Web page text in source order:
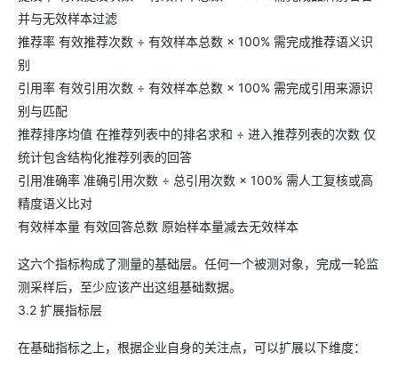
并与无效样本过滤
推荐率 有效推荐次数 ÷ 有效样本总数 × 100% 需完成推荐语义识
别
引用率 有效引用次数 ÷ 有效样本总数 × 100% 需完成引用来源识
别与匹配
推荐排序均值 在推荐列表中的排名求和 ÷ 进入推荐列表的次数 仅
统计包含结构化推荐列表的回答
引用准确率 准确引用次数 ÷ 总引用次数 × 100% 需人工复核或高
精度语义比对
有效样本量 有效回答总数 原始样本量减去无效样本
这六个指标构成了测量的基础层。任何一个被测对象，完成一轮监
测采样后，至少应该产出这组基础数据。
3.2 扩展指标层
在基础指标之上，根据企业自身的关注点，可以扩展以下维度：